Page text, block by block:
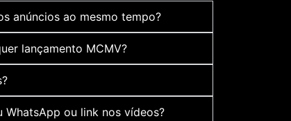
anúncios ao mesmo tempo?
lançamento MCMV?
ou link nos vídeos?